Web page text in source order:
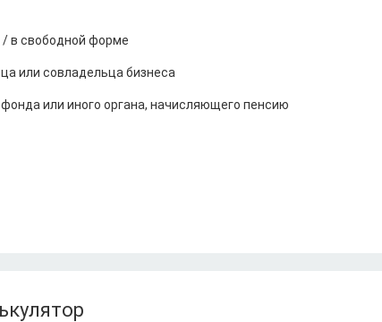
/ в свободной форме
или совладельца бизнеса
или иного органа, начисляющего пенсию